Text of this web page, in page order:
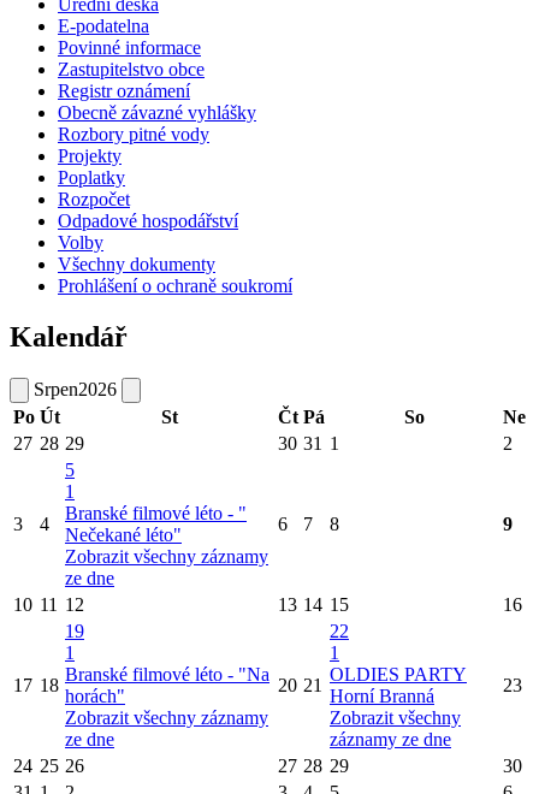
E-podatelna
Povinné informace
Zastupitelstvo obce
Registr oznámení
Obecně závazné vyhlášky
Rozbory pitné vody
Projekty
Poplatky
Rozpočet
Odpadové hospodářství
Volby
Všechny dokumenty
Prohlášení o ochraně soukromí
Kalendář
Srpen2026
Po Út St Čt Pá So
Ne
27 28 29 30 31 1 2
3 4
5
1
Branské filmové léto - "
Nečekané léto"
Zobrazit všechny záznamy
ze dne
6 7 8 9
10 11 12 13 14 15 16
17 18
19
1
Branské filmové léto - "Na
horách"
Zobrazit všechny záznamy
ze dne
20 21
22
1
OLDIES PARTY
Horní Branná
Zobrazit všechny
záznamy ze dne
23
24 25 26 27 28 29
30